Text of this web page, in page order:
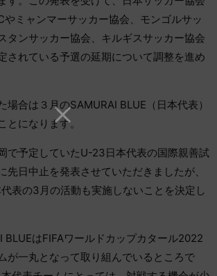
やミャンマーサッカー協会、モンゴルサッ
タンサッカー協会、キルギスサッカー協会
されている予選の延期について調整を進め
場合は３月のSAMURAI BLUE（日本代表）
とになります。
で予定していたU-23日本代表の国際親善試
先日中止を発表させていただきましたが、
表の3 月の活動も実施しないことを決定し
はFIFAワールドカップカタール2022
が一丸となって取り組んでいるところで